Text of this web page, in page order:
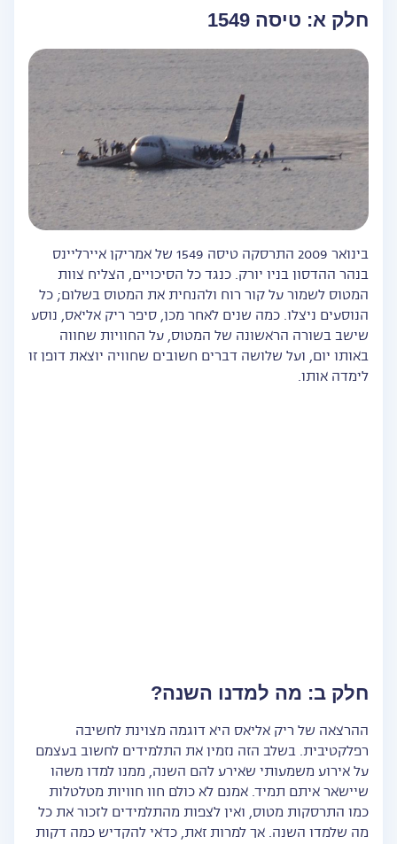
חלק א: טיסה 1549
בינואר 2009 התרסקה טיסה 1549 של אמריקן איירליינס
בנהר ההדסון בניו יורק. כנגד כל הסיכויים, הצליח צוות
המטוס לשמור על קור רוח ולהנחית את המטוס בשלום; כל
הנוסעים ניצלו. כמה שנים לאחר מכן, סיפר ריק אליאס, נוסע
שישב בשורה הראשונה של המטוס, על החוויות שחווה
באותו יום, ועל שלושה דברים חשובים שחוויה יוצאת דופן זו
לימדה אותו.
חלק ב: מה למדנו השנה?
ההרצאה של ריק אליאס היא דוגמה מצוינת לחשיבה
רפלקטיבית. בשלב הזה נזמין את התלמידים לחשוב בעצמם
על אירוע משמעותי שאירע להם השנה, ממנו למדו משהו
שיישאר איתם תמיד. אמנם לא כולם חוו חוויות מטלטלות
כמו התרסקות מטוס, ואין לצפות מהתלמידים לזכור את כל
מה שלמדו השנה. אך למרות זאת, כדאי להקדיש כמה דקות